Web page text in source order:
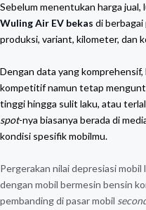
Sebelum menentukan harga
Wuling Air EV bekas di
produksi, variant, kilometer, dan
Dengan data yang
kompetitif namun tetap
tinggi hingga sulit laku, atau
spot-nya biasanya berada di
kondisi spesifik mobilmu.
Pergerakan nilai depresiasi
dengan mobil bermesin bensin
pembanding di pasar mobil